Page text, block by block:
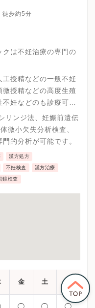
歩約5分
は不妊治療の専門の
授精などの一般不妊
授精などの高度生殖
妊などのも診療可能
リンジ法、妊娠前遺伝
微小欠失分析検査、
的分析が可能です。
漢方処方
不妊検査 漢方治療
鏡検査
金 土 日